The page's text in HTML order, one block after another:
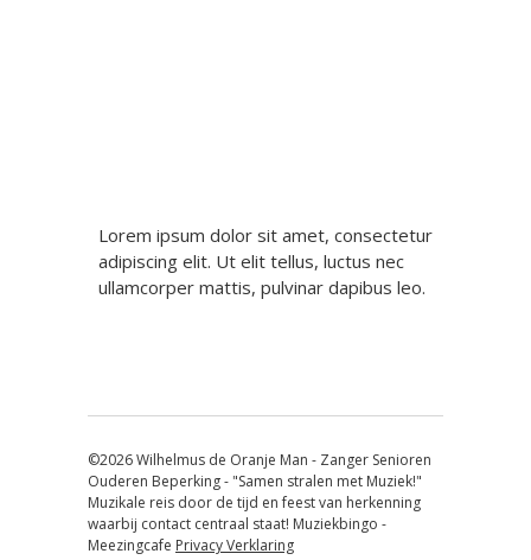
Lorem ipsum dolor sit amet, consectetur
adipiscing elit. Ut elit tellus, luctus nec
ullamcorper mattis, pulvinar dapibus leo.
©2026 Wilhelmus de Oranje Man - Zanger Senioren
Ouderen Beperking - "Samen stralen met Muziek!"
Muzikale reis door de tijd en feest van herkenning
waarbij contact centraal staat! Muziekbingo -
Meezingcafe Privacy Verklaring